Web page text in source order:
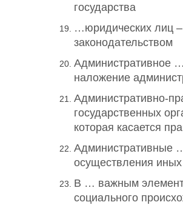
государства
…юридических лиц –
законодательством
Административное
наложение
Административно-
государственных
которая касается
Административные
осуществления
В … важным
социального